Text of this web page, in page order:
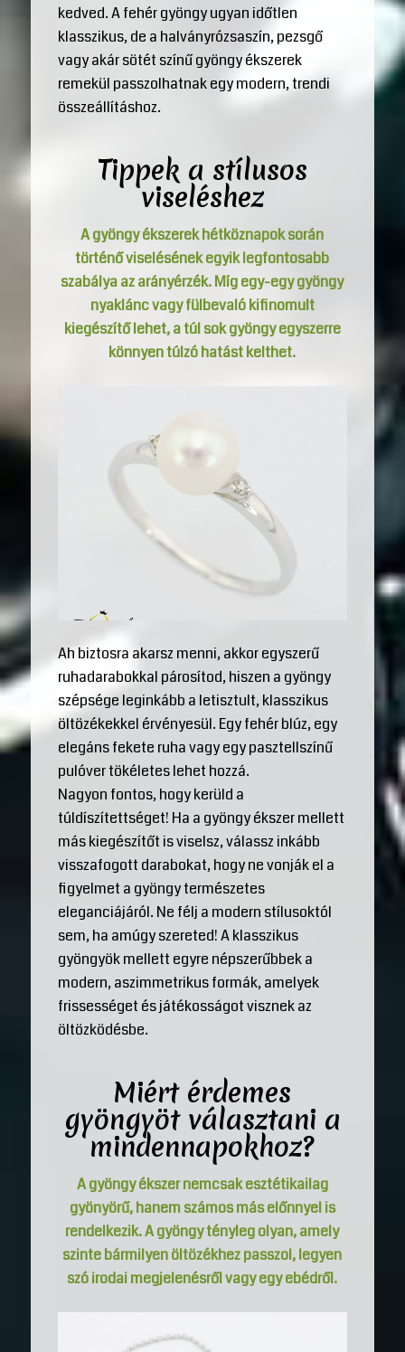
kedved. A fehér gyöngy ugyan időtlen
klasszikus, de a halványrózsaszín, pezsgő
vagy akár sötét színű gyöngy ékszerek
remekül passzolhatnak egy modern, trendi
összeállításhoz.
Tippek a stílusos
viseléshez
A gyöngy ékszerek hétköznapok során
történő viselésének egyik legfontosabb
szabálya az arányérzék. Míg egy-egy gyöngy
nyaklánc vagy fülbevaló kifinomult
kiegészítő lehet, a túl sok gyöngy egyszerre
könnyen túlzó hatást kelthet.
Ah biztosra akarsz menni, akkor egyszerű
ruhadarabokkal párosítod, hiszen a gyöngy
szépsége leginkább a letisztult, klasszikus
öltözékekkel érvényesül. Egy fehér blúz, egy
elegáns fekete ruha vagy egy pasztellszínű
pulóver tökéletes lehet hozzá.
Nagyon fontos, hogy kerüld a
túldíszítettséget! Ha a gyöngy ékszer mellett
más kiegészítőt is viselsz, válassz inkább
visszafogott darabokat, hogy ne vonják el a
figyelmet a gyöngy természetes
eleganciájáról. Ne félj a modern stílusoktól
sem, ha amúgy szereted! A klasszikus
gyöngyök mellett egyre népszerűbbek a
modern, aszimmetrikus formák, amelyek
frissességet és játékosságot visznek az
öltözködésbe.
Miért érdemes
gyöngyöt választani a
mindennapokhoz?
A gyöngy ékszer nemcsak esztétikailag
gyönyörű, hanem számos más előnnyel is
rendelkezik. A gyöngy tényleg olyan, amely
szinte bármilyen öltözékhez passzol, legyen
szó irodai megjelenésről vagy egy ebédről.